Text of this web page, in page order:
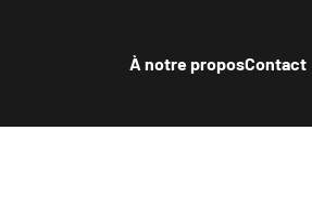
À notre proposContact